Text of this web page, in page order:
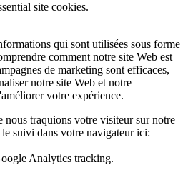
site cookies.
qui sont utilisées sous forme
comment notre site Web est
de marketing sont efficaces,
notre site Web et notre
votre expérience.
nous traquions votre visiteur sur notre
suivi dans votre navigateur ici:
Analytics tracking.